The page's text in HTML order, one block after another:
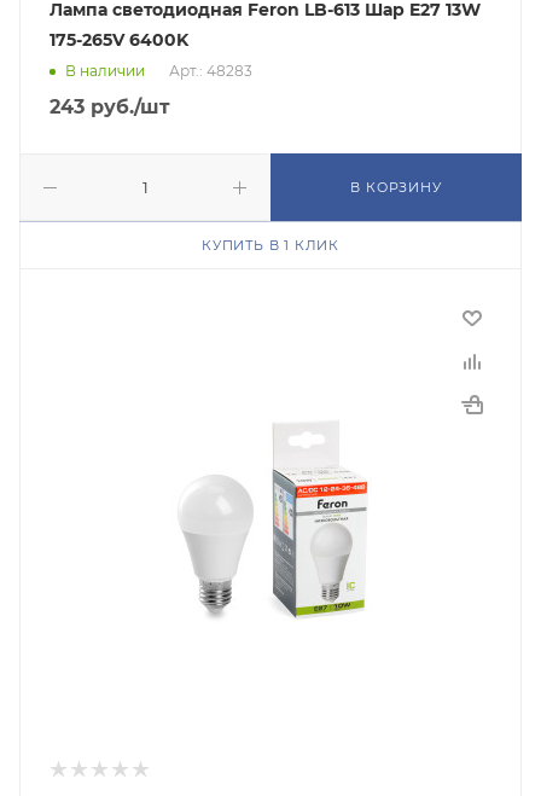
Лампа светодиодная Feron LB-613 Шар E27 13W
175-265V 6400K
В наличии Арт.: 48283
243 руб./шт
В КОРЗИНУ
КУПИТЬ В 1 КЛИК